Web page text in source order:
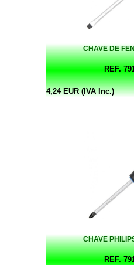
CHAVE DE
REF.
4,24 EUR (IVA Inc.)
CHAVE
REF.